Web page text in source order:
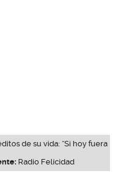
de su vida: “Si hoy fuera
Radio Felicidad